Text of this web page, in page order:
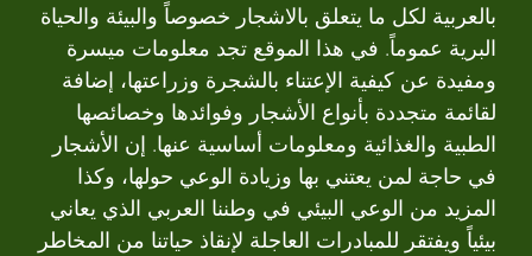
بالعربية لكل ما يتعلق بالاشجار خصوصاً والبيئة والحياة
البرية عموماً. في هذا الموقع تجد معلومات ميسرة
ومفيدة عن كيفية الإعتناء بالشجرة وزراعتها، إضافة
لقائمة متجددة بأنواع الأشجار وفوائدها وخصائصها
الطبية والغذائية ومعلومات أساسية عنها. إن الأشجار
في حاجة لمن يعتني بها وزيادة الوعي حولها، وكذا
المزيد من الوعي البيئي في وطننا العربي الذي يعاني
بيئياً ويفتقر للمبادرات العاجلة لإنقاذ حياتنا من المخاطر